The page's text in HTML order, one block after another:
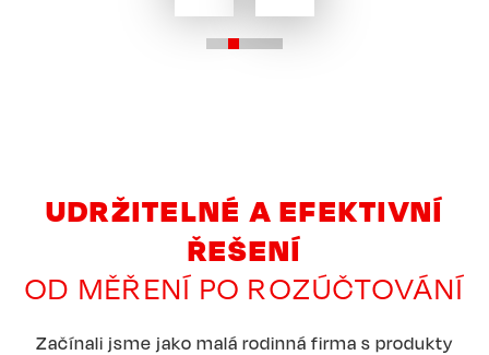
UDRŽITELNÉ A EFEKTIVNÍ
ŘEŠENÍ
OD MĚŘENÍ PO ROZÚČTOVÁNÍ
Začínali jsme jako malá rodinná firma s produkty